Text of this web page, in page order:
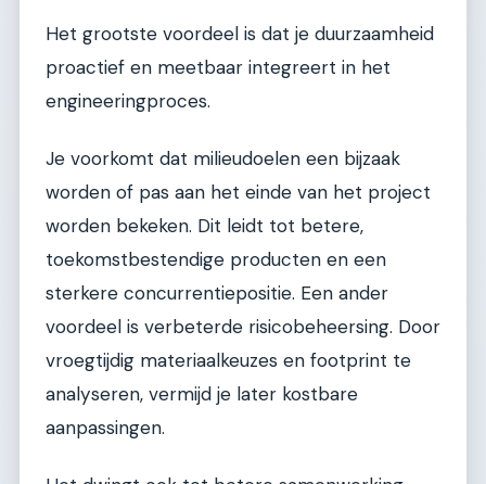
Het grootste voordeel is dat je duurzaamheid
proactief en meetbaar integreert in het
engineeringproces.
Je voorkomt dat milieudoelen een bijzaak
worden of pas aan het einde van het project
worden bekeken. Dit leidt tot betere,
toekomstbestendige producten en een
sterkere concurrentiepositie. Een ander
voordeel is verbeterde risicobeheersing. Door
vroegtijdig materiaalkeuzes en footprint te
analyseren, vermijd je later kostbare
aanpassingen.